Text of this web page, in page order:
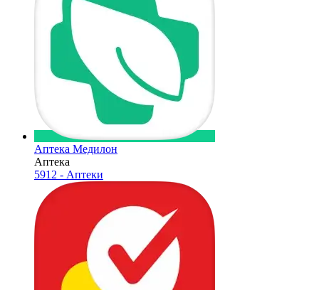
Аптека Медилон
Аптека
5912 - Аптеки